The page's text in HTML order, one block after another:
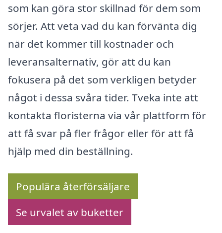
som kan göra stor skillnad för dem som
sörjer. Att veta vad du kan förvänta dig
när det kommer till kostnader och
leveransalternativ, gör att du kan
fokusera på det som verkligen betyder
något i dessa svåra tider. Tveka inte att
kontakta floristerna via vår plattform för
att få svar på fler frågor eller för att få
hjälp med din beställning.
Populära återförsäljare
Se urvalet av buketter